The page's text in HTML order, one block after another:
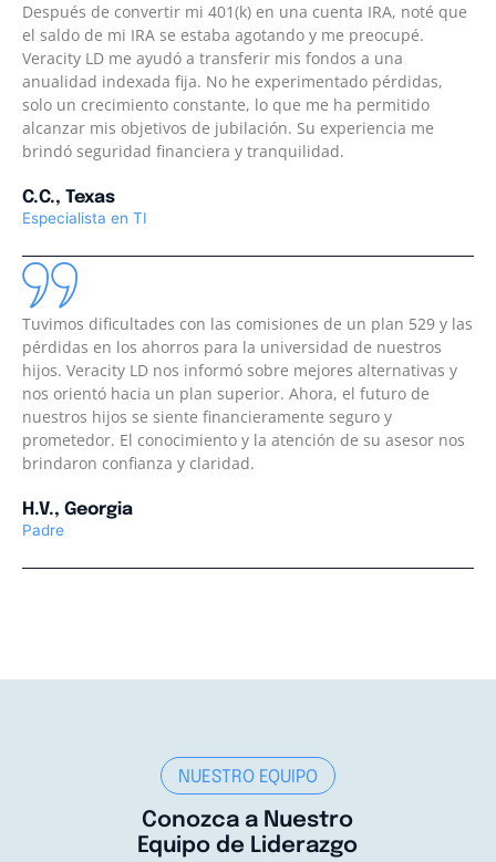
Después de convertir mi 401(k) en una cuenta IRA, noté que
el saldo de mi IRA se estaba agotando y me preocupé.
Veracity LD me ayudó a transferir mis fondos a una
anualidad indexada fija. No he experimentado pérdidas,
solo un crecimiento constante, lo que me ha permitido
alcanzar mis objetivos de jubilación. Su experiencia me
brindó seguridad financiera y tranquilidad.
C.C., Texas
Especialista en TI
Tuvimos dificultades con las comisiones de un plan 529 y las
pérdidas en los ahorros para la universidad de nuestros
hijos. Veracity LD nos informó sobre mejores alternativas y
nos orientó hacia un plan superior. Ahora, el futuro de
nuestros hijos se siente financieramente seguro y
prometedor. El conocimiento y la atención de su asesor nos
brindaron confianza y claridad.
H.V., Georgia
Padre
NUESTRO EQUIPO
Conozca a Nuestro
Equipo de Liderazgo